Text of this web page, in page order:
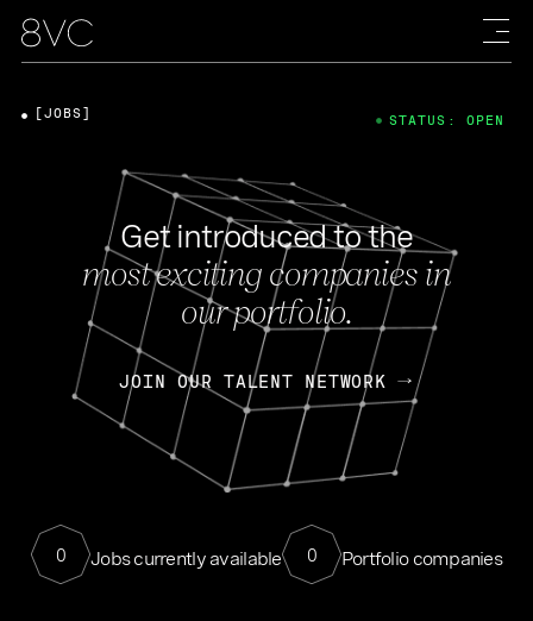
Get introduced to the
most exciting companies in
our portfolio.
JOIN OUR TALENT NETWORK
0 Jobs currently available 0 Portfolio companies
[JOBS] STATUS: OPEN